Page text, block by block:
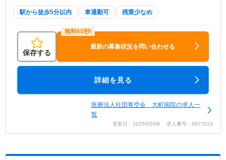
駅から徒歩5分以内 車通勤可 残業少なめ
保存する
最新の募集状況を問い合わせる
詳細を見る
医療法人社団青空会 大町病院の求人一
覧
更新日：2025/05/09 求人番号：9877023